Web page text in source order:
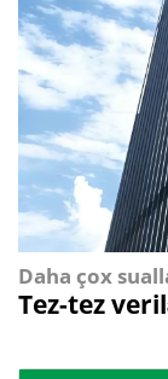
Daha çox
Tez-tez